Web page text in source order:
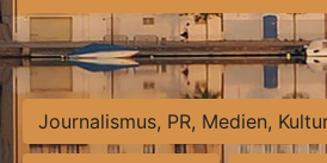
Journalismus, PR, Medien,